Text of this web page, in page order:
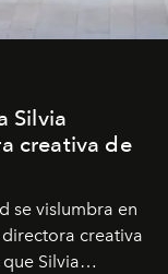
Silvia
creativa de
se vislumbra en
creativa
Silvia